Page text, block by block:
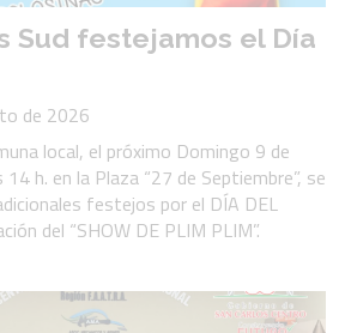
Sud festejamos el Día
de 2026
local, el próximo Domingo 9 de
h. en la Plaza “27 de Septiembre”, se
festejos por el DÍA DEL
del “SHOW DE PLIM PLIM”.